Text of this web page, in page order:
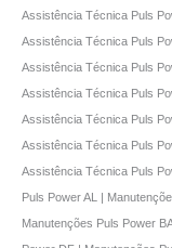
Assistência Técnica Puls
Assistência Técnica Puls
Assistência Técnica Puls
Assistência Técnica Puls
Assistência Técnica Puls
Assistência Técnica Puls
Assistência Técnica Puls
Puls Power AL |
Manutenções Puls Power